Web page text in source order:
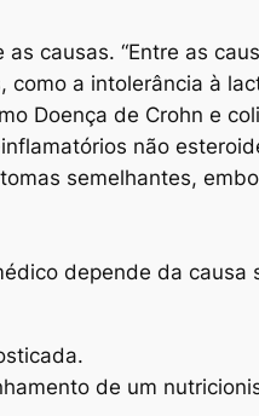
causas. “Entre as
a intolerância à
Doença de Crohn e
não
semelhantes,
depende da causa
de um